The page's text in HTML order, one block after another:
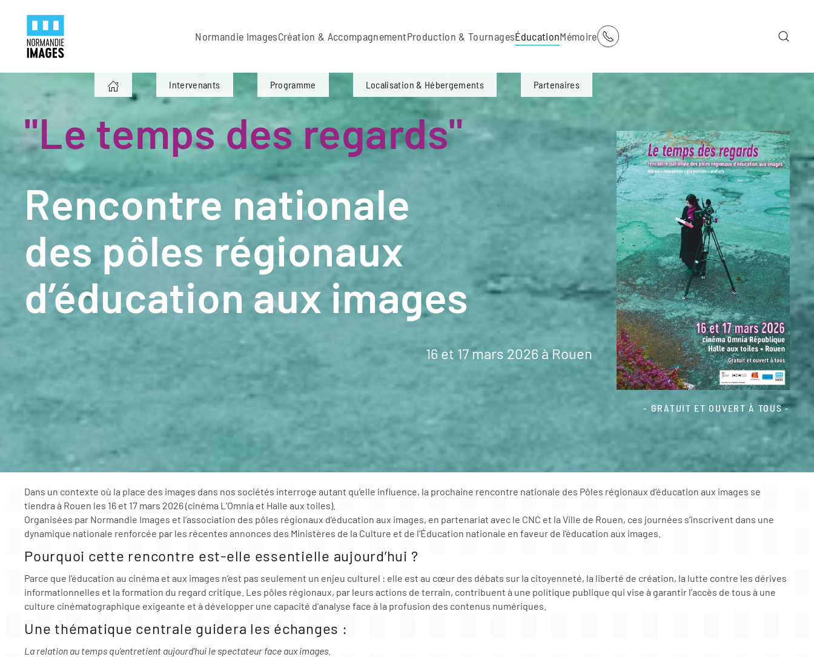
Skip to main content
Normandie ImagesCréation & AccompagnementProduction & TournagesÉducationMémoire
Intervenants Programme Localisation & Hébergements Partenaires
"Le temps des regards"
Rencontre nationale
des pôles régionaux
d’éducation aux images
16 et 17 mars 2026 à Rouen
- GRATUIT ET OUVERT À TOUS -
Dans un contexte où la place des images dans nos sociétés interroge autant qu’elle influence, la prochaine rencontre nationale des Pôles régionaux d’éducation aux images se
tiendra à Rouen les 16 et 17 mars 2026 (cinéma L’Omnia et Halle aux toiles).
Organisées par Normandie Images et l’association des pôles régionaux d’éducation aux images, en partenariat avec le CNC et la Ville de Rouen, ces journées s’inscrivent dans une
dynamique nationale renforcée par les récentes annonces des Ministères de la Culture et de l’Éducation nationale en faveur de l’éducation aux images.
Pourquoi cette rencontre est-elle essentielle aujourd’hui ?
Parce que l’éducation au cinéma et aux images n’est pas seulement un enjeu culturel : elle est au cœur des débats sur la citoyenneté, la liberté de création, la lutte contre les dérives
informationnelles et la formation du regard critique. Les pôles régionaux, par leurs actions de terrain, contribuent à une politique publique qui vise à garantir l’accès de tous à une
culture cinématographique exigeante et à développer une capacité d’analyse face à la profusion des contenus numériques.
Une thématique centrale guidera les échanges :
La relation au temps qu’entretient aujourd’hui le spectateur face aux images